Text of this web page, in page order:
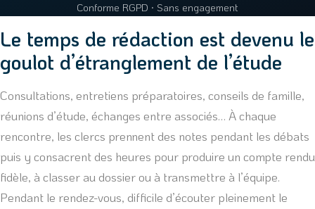
Conforme RGPD · Sans engagement
Le temps de rédaction est devenu le
goulot d’étranglement de l’étude
Consultations, entretiens préparatoires, conseils de famille,
réunions d’étude, échanges entre associés… À chaque
rencontre, les clercs prennent des notes pendant les débats
puis y consacrent des heures pour produire un compte rendu
fidèle, à classer au dossier ou à transmettre à l’équipe.
Pendant le rendez-vous, difficile d’écouter pleinement le